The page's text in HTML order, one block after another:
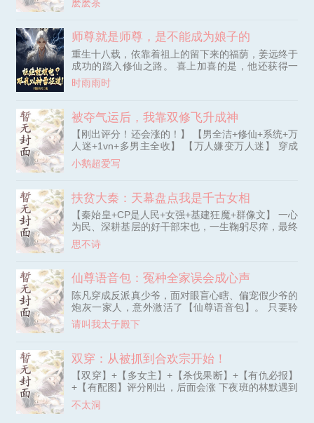
女人的，那些想看全收种马文的，别来！主角绿别人
人文，穿越世界皆为原创。 某个初级文明（相当于
平行世界），天空中闪出一道缝隙，飞出来一个残破
的系统。 走在路上的苏落，就那么悲催地被某个人
扔出来的残破系统砸死了。
麽麽茶
师尊就是师尊，是不能成为娘子的
重生十八载，依靠着祖上的留下来的福荫，姜远终于
成功的踏入修仙之路。 喜上加喜的是，他还获得一
个“谈恋爱就能够变强”系统。 但是……。 “什么？二
师姐会因为未来出现的小师弟，疯狂折磨我，让我生
废掉我的修为，让我成为废人？” “什么？师尊会因为
未来出现的小师弟，将我逐出师门，让我自生自
灭？” “造成这一切的原因，仅仅是小师弟空口白牙的
污蔑？” 意识到自己进入一个女频修仙文现场的姜
远，心中顿时就浮现出一个想法，那就是。 “谈个屁
击惩罚。 然而作为拥有雷灵根的他惊讶发现，系统
的电击竟然是传说中的本源神雷！ 天道用来劈修士
的就是这个，这可是天大的机缘啊！ 于是乎……。
“做系统的任务？不存在的，只能每次拒绝系统任务
然后被电一下，才能勉强过过日子～。” 被电得全身
去想着过往的风霜，他不禁感叹。 “我能够有如此的
成就，全靠我的努力和汗水啊~。” 被榨干的系统：
你清高
时雨雨时
被夺气运后，我靠双修飞升成神
【刚出评分！还会涨的！】 【男全洁+修仙+系统+万
人迷+1vn+多男主全收】 【万人嫌变万人迷】 穿成
被绿茶夺走气运的万人嫌炮灰，沈微澜睁眼就发现自
己正压在冰清玉洁的化神期师尊身上。 面对高岭之
袭系统，只要撩拨那些曾偏心绿茶的男神们，就能夺
回气运，原地飞升！ 从此，剧情走向彻底崩坏——
傲娇小师弟眼尾泛红，将她堵在墙角：“我中了你的
情蛊，你要对我负责到
小鹅超爱写
扶贫大秦：天幕盘点我是千古女相
【秦始皇+CP是人民+女强+基建狂魔+群像文】 一心
为民、深耕基层的好干部宋也，一生鞠躬尽瘁，最终
因胃癌离世。 死后，她绑定了“救世安民”系统。 系
统告知：只要完成指定任务，积累万千功德，就能超
个鸟不拉屎的地方——沛县。 基层扶贫吗？这她熟
啊！ * 就这样，宋也女扮男装，以新县令的身份埋头
苦干了三年。 沛县百姓的日子越过越好，就当人人
称颂这位宋大人时.
思不诗
仙尊语音包：冤种全家误会成心声
陈凡穿成反派真少爷，面对眼盲心瞎、偏宠假少爷的
炮灰一家人，意外激活了【仙尊语音包】。 只要聆
听满10000条修仙语录，便能原地飞升，成为横压万
古的无敌仙尊！ 没想到这些仙尊语录，全被身边人
错把凉薄至亲当归宿；今生归来，尔等于我，只是陌
路尘埃。】 冤种全家：？？？ 【女人，前世你看本
尊不起！这一世，本尊要让你高攀不起！】
请叫我太子殿下
双穿：从被抓到合欢宗开始！
【双穿】+【多女主】+【杀伐果断】+【有仇必报】
+【有配图】评分刚出，后面会涨 下夜班的林默遇到
喝醉的女友妈妈，好心将她带回家。 没想到醒酒后
竟反咬一口，还被情敌打断四肢沉海。 濒死之际激
不太洞